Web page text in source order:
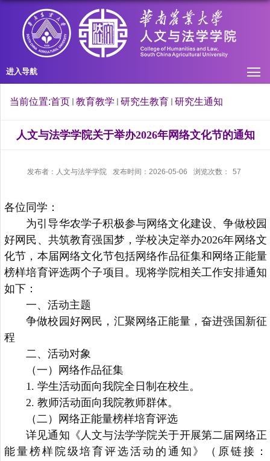
进入导航
当前位置:首页 教育教学 研究生教育 研究生通知
人文与法学学院关于举办2026年网络文化节的通知
发布者：人文与法学学院 发布时间：2026-05-06 浏览次数： 57
各位同学：
为引导华农学子积极参与网络文化建设、争做校园
好网民、共筑教育强国梦，学校决定举办2026年网络文
化节，本届网络文化节包括网络作品征集和网络正能量
榜样培育评选两个子项目。现将学院相关工作安排通知
如下：
一、活动主题
争做校园好网民，汇聚网络正能量，奋进强国新征
程
二、活动对象
（一）网络作品征集
1. 学生活动面向我院全日制在校生。
2. 教师活动面向我院教师群体。
（二）网络正能量榜样培育评选
详见通知《人文与法学学院关于开展第二届网络正
能量榜样院级培育评选活动的通知》（原链接：